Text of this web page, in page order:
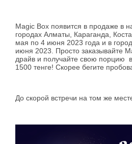
Magic Box появится в продаже в
городах Алматы, Караганда,
мая по 4 июня 2023 года и в
июня 2023. Просто заказывайте
драйв и получайте свою порцию
1500 тенге! Скорее бегите
До скорой встречи на том же